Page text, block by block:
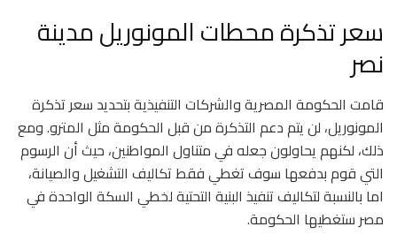
سعر تذكرة محطات المونوريل مدينة
نصر
قامت الحكومة المصرية والشركات التنفيذية بتحديد سعر تذكرة
المونوريل، لن يتم دعم التذكرة من قبل الحكومة مثل المترو. ومع
ذلك، لكنهم يحاولون جعله في متناول المواطنين، حيث أن الرسوم
التي قوم بدفعها سوف تغطي فقط تكاليف التشغيل والصيانة،
اما بالنسبة لتكاليف تنفيذ البنية التحتية لخطي السكة الواحدة في
مصر ستغطيها الحكومة.